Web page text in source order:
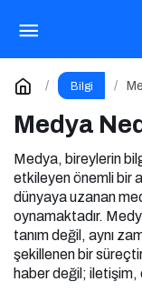
Bilgi
Medya
Medya, bireylerin
etkileyen önemli bir
dünyaya uzanan
oynamaktadır.
tanım değil, aynı
şekillenen bir
haber değil; iletişim,
Medya
Yorum Yap